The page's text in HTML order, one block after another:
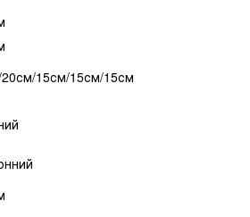
15см/15см/15см